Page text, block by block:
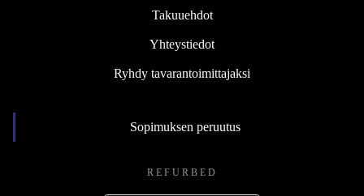
Takuuehdot
Yhteystiedot
Ryhdy tavarantoimittajaksi
Sopimuksen peruutus
REFURBED